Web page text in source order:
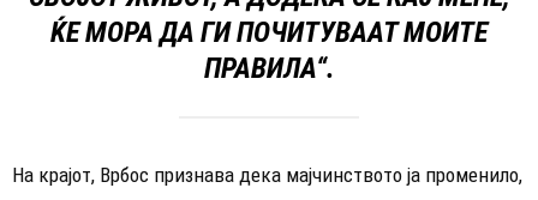
ЌЕ МОРА ДА ГИ ПОЧИТУВААТ МОИТЕ
ПРАВИЛА“.
На крајот, Врбос признава дека мајчинството ја променило,